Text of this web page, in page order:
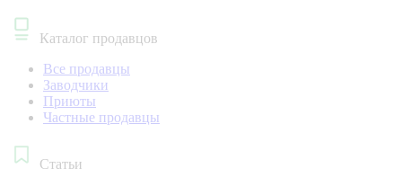
Каталог продавцов
Все продавцы
Заводчики
Приюты
Частные продавцы
Статьи